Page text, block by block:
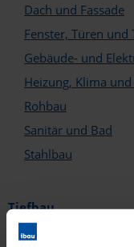
Boden und Wand
Brandschutz
Dach und
Einrichtung und
Energie und
Fenster, Türen
Gebäude- und
Heizung, Klima
Lebensmittel und
Rohbau
Sanitär und Bad
Software und
Dach und Fassade
Fenster, Türen und
Gebäude- und
Heizung, Klima
Rohbau
Sanitär und Bad
Stahlbau
Tiefbau
Baumaschinen